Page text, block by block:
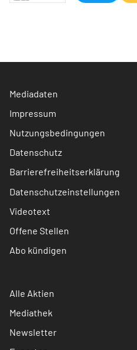
Mediadaten
Impressum
Nutzungsbedingungen
Datenschutz
Barrierefreiheitserklärung
Datenschutzeinstellungen
Videotext
Offene Stellen
Abo kündigen
Alle Aktien
Mediathek
Newsletter